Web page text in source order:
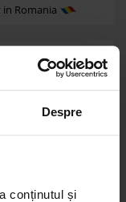
Despre
conținutul și
in Romania